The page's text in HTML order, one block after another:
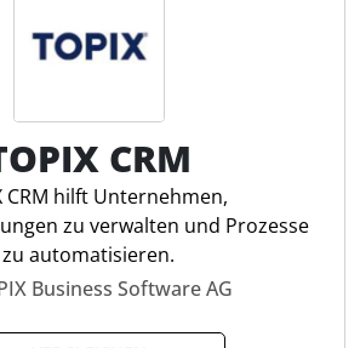
professionell zu betreuen und
zu gestalten, um mehr Effizienz
anpassen
Kundenhistorie
Anfragen
CRM
CRM hilft Unternehmen,
zu verwalten und Prozesse
zu automatisieren.
Business Software AG